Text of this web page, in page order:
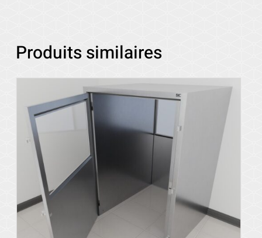
Produits similaires